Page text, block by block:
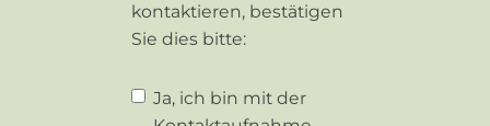
kontaktieren, bestätigen
Sie dies bitte:
Ja, ich bin mit der